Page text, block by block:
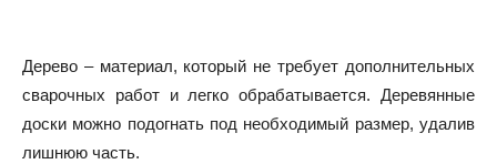
Дерево – материал, который не требует дополнительных
сварочных работ и легко обрабатывается. Деревянные
доски можно подогнать под необходимый размер, удалив
лишнюю часть.